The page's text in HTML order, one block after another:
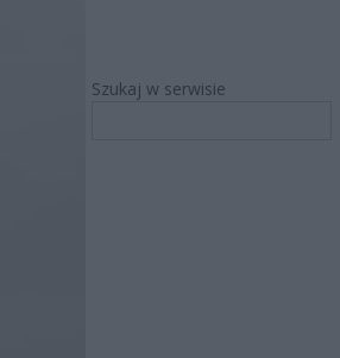
Szukaj w serwisie